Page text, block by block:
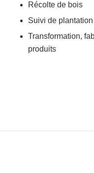
Récolte de bois
Suivi de plantation
Transformation,
produits